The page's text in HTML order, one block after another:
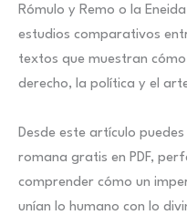
Rómulo y Remo o la
estudios comparativos
textos que muestran
derecho, la política y el
Desde este artículo
romana gratis en PDF,
comprender cómo un
unían lo humano con lo